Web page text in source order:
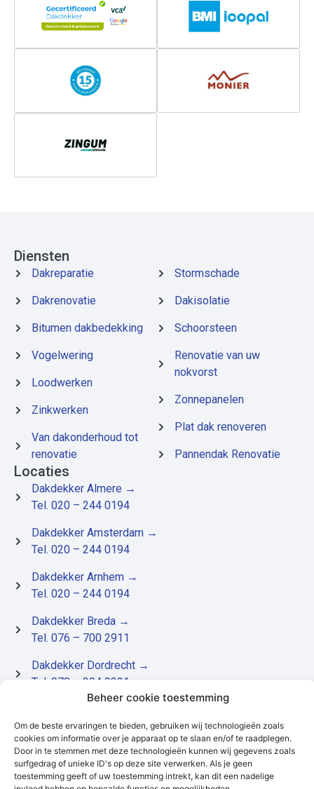
Beheer cookie toestemming
Om de beste ervaringen te bieden, gebruiken wij technologieën zoals
cookies om informatie over je apparaat op te slaan en/of te raadplegen.
Door in te stemmen met deze technologieën kunnen wij gegevens zoals
surfgedrag of unieke ID's op deze site verwerken. Als je geen
toestemming geeft of uw toestemming intrekt, kan dit een nadelige
Diensten
Dakreparatie
Dakrenovatie
Bitumen dakbedekking
Vogelwering
Loodwerken
Zinkwerken
Van dakonderhoud tot
renovatie
Stormschade
Dakisolatie
Schoorsteen
Renovatie van uw
nokvorst
Zonnepanelen
Plat dak renoveren
Pannendak Renovatie
Locaties
Dakdekker Almere →
Tel. 020 – 244 0194
Dakdekker Amsterdam →
Tel. 020 – 244 0194
Dakdekker Arnhem →
Tel. 020 – 244 0194
Dakdekker Breda →
Tel. 076 – 700 2911
Dakdekker Dordrecht →
Tel. 078 – 204 9321
Tel. 030 – 227 2334